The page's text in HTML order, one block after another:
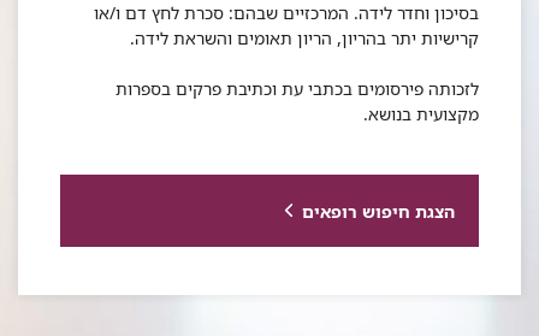
בסיכון וחדר לידה. המרכזיים שבהם: סכרת לחץ דם ו/או
קרישיות יתר בהריון, הריון תאומים והשראת לידה.
לזכותה פירסומים בכתבי עת וכתיבת פרקים בספרות
מקצועית בנושא.
הצגת חיפוש רופאים